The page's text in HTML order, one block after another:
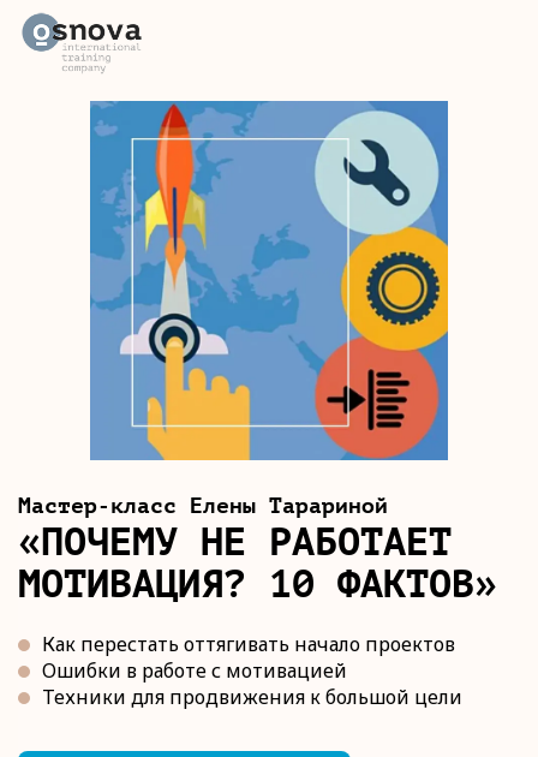
Мастер-класс Елены Тарариной
«ПОЧЕМУ НЕ РАБОТАЕТ
МОТИВАЦИЯ? 10 ФАКТОВ»
Как перестать оттягивать начало проектов
Ошибки в работе с мотивацией
Техники для продвижения к большой цели